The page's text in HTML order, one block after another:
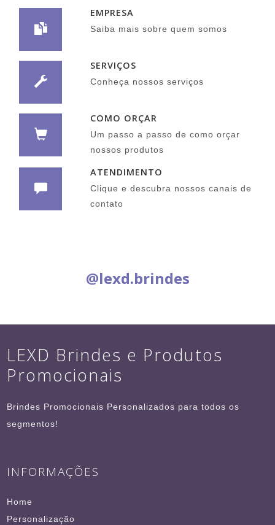
EMPRESA
Saiba mais sobre quem somos
SERVIÇOS
Conheça nossos serviços
COMO ORÇAR
Um passo a passo de como orçar
nossos produtos
ATENDIMENTO
Clique e descubra nossos canais de
contato
@lexd.brindes
LEXD Brindes e Produtos
Promocionais
Brindes Promocionais Personalizados para todos os
segmentos!
INFORMAÇÕES
Home
Personalização